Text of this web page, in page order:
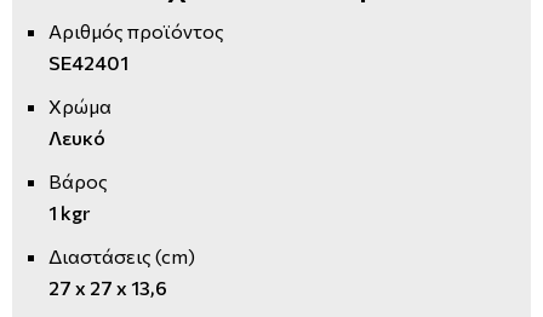
Αριθμός προϊόντος
SE42401
Χρώμα
Λευκό
Βάρος
1 kgr
Διαστάσεις (cm)
27 x 27 x 13,6